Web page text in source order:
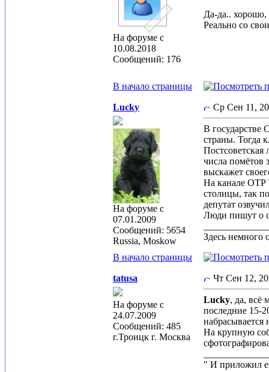
На форуме с
10.08.2018
Сообщений: 176
Да-да.. хорошо,
Реально со
В начало страницы
Lucky
На форуме с
07.01.2009
Сообщений: 5654
Russia, Moskow
Ср Сен 11,
В государстве
страны. Тогда
Постсоветская
числа помётов
выскажет
На канале ОТР
столицы, так
депутат
Люди пишут о
Здесь немного
В начало страницы
tatusa
На форуме с
24.07.2009
Сообщений: 485
г.Троицк г. Москва
Чт Сен 12,
Lucky, да, всё
последние 15-
набрасывается
На крупную
" И приложил